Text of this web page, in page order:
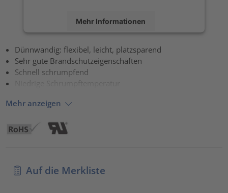
Mehr Informationen
Akzeptieren
powered byUsercentrics Consent Management Platform
Dünnwandig: flexibel, leicht, platzsparend
Sehr gute Brandschutzeigenschaften
Schnell schrumpfend
Niedrige Schrumpftemperatur
Mehr anzeigen
Auf die Merkliste